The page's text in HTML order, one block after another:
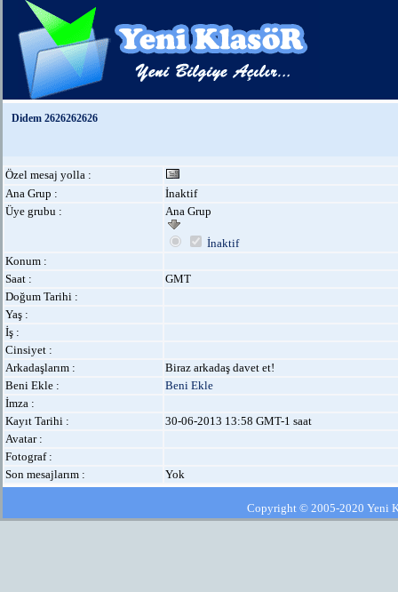
Didem 2626262626
Özel mesaj yolla :
Ana Grup :
İnaktif
Üye grubu :
Ana Grup
İnaktif
Konum :
Saat :
GMT
Doğum Tarihi :
Yaş :
İş :
Cinsiyet :
Arkadaşlarım :
Biraz arkadaş davet et!
Beni Ekle :
Beni Ekle
İmza :
Kayıt Tarihi :
30-06-2013 13:58 GMT-1 saat
Avatar :
Fotograf :
Son mesajlarım :
Yok
Copyright © 2005-2020 Yeni